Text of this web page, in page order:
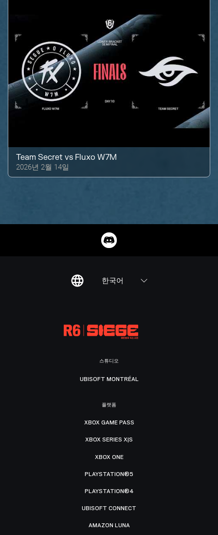
Team Secret vs Fluxo W7M
2026년 2월 14일
한국어
스튜디오
UBISOFT MONTRÉAL
플랫폼
XBOX GAME PASS
XBOX SERIES X|S
XBOX ONE
PLAYSTATION®5
PLAYSTATION®4
UBISOFT CONNECT
AMAZON LUNA